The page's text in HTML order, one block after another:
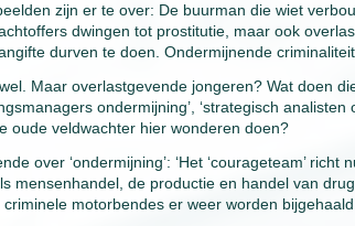
zijn er te over: De buurman die wiet
dwingen tot prostitutie, maar ook
durven te doen. Ondermijnende
Maar overlastgevende jongeren? Wat doen
ondermijning’, ‘strategisch analisten
oude veldwachter hier wonderen doen?
over ‘ondermijning’: ‘Het ‘courageteam’
mensenhandel, de productie en handel van
motorbendes er weer worden